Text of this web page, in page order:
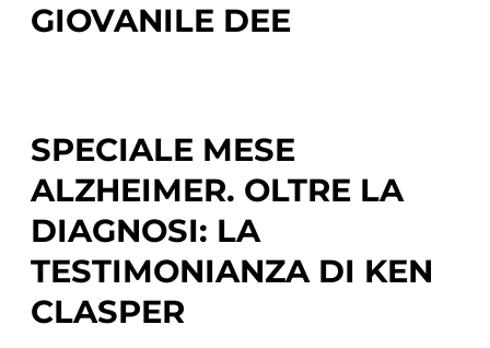
GIOVANILE DEE
SPECIALE MESE
ALZHEIMER. OLTRE LA
DIAGNOSI: LA
TESTIMONIANZA DI KEN
CLASPER